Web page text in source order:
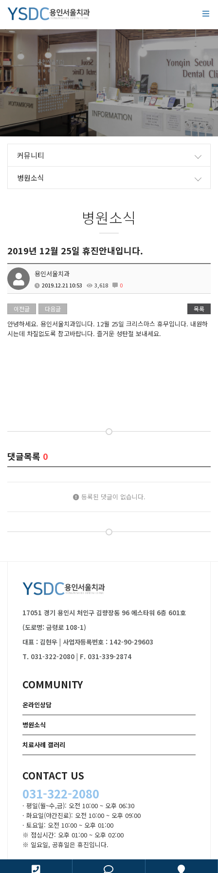
커뮤니티
병원소식
병원소식
2019년 12월 25일 휴진안내입니다.
용인서울치과
2019.12.21 10:53 3,618 0
이전글 다음글 목록
안녕하세요. 용인서울치과입니다. 12월 25일 크리스마스 휴무입니다. 내원하
시는데 차질없도록 참고바랍니다. 즐거운 성탄절 보내세요.
댓글목록 0
등록된 댓글이 없습니다.
17051 경기 용인시 처인구 김량장동 96 에스타워 6층 601호
(도로명: 금령로 108-1)
대표 : 김현우 | 사업자등록번호 : 142-90-29603
T. 031-322-2080 | F. 031-339-2874
COMMUNITY
온라인상담
병원소식
치료사례 갤러리
CONTACT US
031-322-2080
· 평일(월~수,금): 오전 10:00 ~ 오후 06:30
· 화요일(야간진료): 오전 10:00 ~ 오후 09:00
· 토요일: 오전 10:00 ~ 오후 01:00
※ 점심시간: 오후 01:00 ~ 오후 02:00
※ 일요일, 공휴일은 휴진입니다.